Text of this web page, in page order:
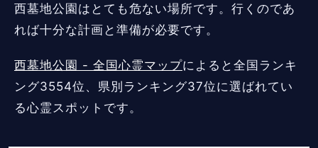
西墓地公園はとても危ない場所です。行くのであ
れば十分な計画と準備が必要です。
西墓地公園 - 全国心霊マップによると全国ランキ
ング3554位、県別ランキング37位に選ばれてい
る心霊スポットです。